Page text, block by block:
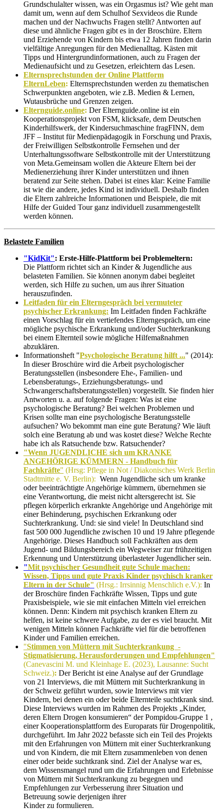
Grundschulalter wissen, was ein Orgasmus ist? Wie geht man
damit um, wenn auf dem Schulhof Sexvideos die Runde
machen und der Nachwuchs Fragen stellt? Antworten auf
diese und ähnliche Fragen gibt es in der Broschüre. Eltern
und Erziehende von Kindern bis etwa 12 Jahren finden darin
vielfältige Anregungen für den Medienalltag. Kästen mit
Tipps und Hintergrundinformationen, auch zu Fragen der
Medienaufsicht und zu Gesetzen, erleichtern das Lesen.
Elternsprechstunden der Online Plattform
ElternLeben: Elternsprechstunden werden zu thematischen
Schwerpunkten angeboten, wie z.B. Medien & Lernen,
Wutausbrüche und Grenzen zeigen.
Elternguide.online: Der Elternguide.online ist ein
Kooperationsprojekt von FSM, klicksafe, dem Deutschen
Kinderhilfswerk, der Kindersuchmaschine fragFINN, dem
JFF – Institut für Medienpädagogik in Forschung und Praxis,
der Freiwilligen Selbstkontrolle Fernsehen und der
Unterhaltungssoftware Selbstkontrolle mit der Unterstützung
von Meta.Gemeinsam wollen die Akteure Eltern bei der
Medienerziehung ihrer Kinder unterstützen und ihnen
beratend zur Seite stehen. Dabei ist eines klar: Keine Familie
ist wie die andere, jedes Kind ist individuell. Deshalb finden
die Eltern zahlreiche Informationen und Beispiele, die mit
Hilfe der Guided Tour ganz individuell zusammengestellt
werden können.
Belastete Familien
"KidKit": Erste-Hilfe-Plattform bei Problemeltern:
Die Plattform richtet sich an Kinder & Jugendliche aus
belasteten Familien. Sie können anonym dabei begleitet
werden, sich Hilfe zu suchen, um aus ihrer Situation
herauszufinden.
Leitfaden für ein Elterngespräch bei vermuteter
psychischer Erkrankung: Im Leitfaden finden Fachkräfte
einen Vorschlag für ein vertiefendes Elterngespräch, um eine
mögliche psychische Erkrankung und/oder Suchterkrankung
bei einem Elternteil sowie mögliche Hilfemaßnahmen
abzuklären.
Informationsheft "Psychologische Beratung hilft ..." (2014):
In dieser Broschüre wird die Arbeit psychologischer
Beratungsstellen (insbesondere Ehe-, Familien- und
Lebensberatungs-, Erziehungsberatungs- und
Schwangerschaftsberatungsstellen) vorgestellt. Sie finden hier
Antworten u. a. auf folgende Fragen: Was ist eine
psychologische Beratung? Bei welchen Problemen und
Krisen sollte man eine psychologische Beratungsstelle
aufsuchen? Wo bekommt man eine gute Beratung? Wie läuft
solch eine Beratung ab und was kostet diese? Welche Rechte
habe ich als Ratsuchende bzw. Ratsuchender?
"Wenn JUGENDLICHE sich um KRANKE
ANGEHÖRIGE KÜMMERN - Handbuch für
Fachkräfte" (Hrsg: Pflege in Not / Diakonisches Werk Berlin
Stadtmitte e. V. Berlin): Wenn Jugendliche sich um kranke
oder beeinträchtigte Angehörige kümmern, übernehmen sie
eine Verantwortung, die meist nicht altersgerecht ist. Sie
pflegen körperlich erkrankte Angehörige und Angehörige mit
einer Behinderung, psychischen Erkrankung oder
Suchterkrankung. Und: sie sind viele! In Deutschland sind
fast 500 000 Jugendliche zwischen 10 und 19 Jahre pflegende
Angehörige. Dieses Handbuch soll Fachkräften aus dem
Jugend- und Bildungsbereich ein Wegweiser zur frühzeitigen
Erkennung und Unterstützung überlasteter Jugendlicher sein.
"Mit psychischer Gesundheit gute Schule machen:
Wissen, Tipps und gute Praxis Kinder psychisch kranker
Eltern in der Schule" (Hrsg.: Irrsinnig Menschlich e.V.): In
der Broschüre finden Fachkräfte Wissen, Tipps und gute
Praxisbeispiele, wie sie mit einfachen Mitteln viel erreichen
können. Denn: Kindern mit psychisch kranken Eltern zu
helfen, ist keine schwere Aufgabe, zu der es viel braucht. Mit
wenigen Mitteln können Fachkräfte viel für die betroffenen
Kinder und Familien erreichen.
"Stimmen von Müttern mit Suchterkrankung -
Stigmatisierung, Herausforderungen und Empfehlungen"
(Canevascini M. und Kleinhage E. (2023), Lausanne: Sucht
Schweiz.): Der Bericht ist eine Analyse auf der Grundlage
von 21 Interviews, die mit Müttern mit Suchterkrankung in
der Schweiz geführt wurden, sowie Interviews mit vier
Kindern, bei denen ein oder beide Elternteile suchtkrank sind.
Diese Interviews wurden im Rahmen des Projekts „Kinder,
deren Eltern Drogen konsumieren“ der Pompidou-Gruppe 1 ,
einer Kooperationsplattform des Europarats für Drogenpolitik,
durchgeführt. Im Jahr 2022 befasste sich ein Teil des Projekts
mit den Erfahrungen von Müttern mit einer Suchterkrankung
und von Kindern, die mit Eltern zusammenleben von denen
einer oder beide suchtkrank sind. Ziel der Analyse war es,
dem Wissensmangel rund um die Erfahrungen und Erlebnisse
von Müttern mit Suchterkrankung zu begegnen und
Empfehlungen zur Verbesserung ihrer Situation und
Betreuung sowie derjenigen ihrer
Kinder zu formulieren.